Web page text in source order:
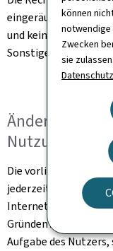
können
Zwecken
sie
eingeräumt wurden,
und keinesfalls die
Sonstigem im
Änderung der
Die vorliegenden
jederzeit und ohne
Internetseite, der
Gründen
Aufgabe des